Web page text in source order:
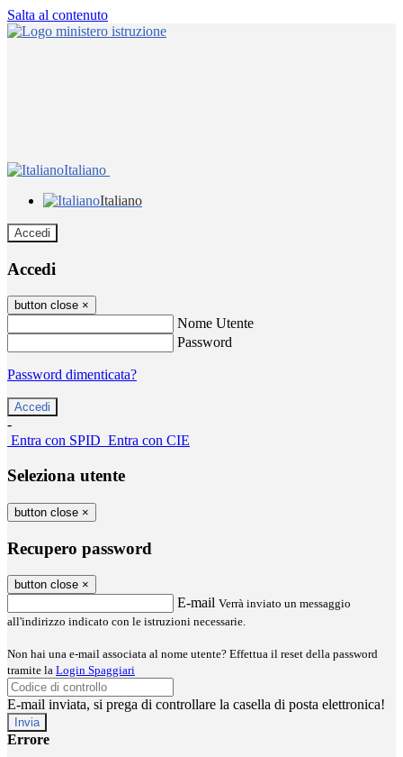
Salta al contenuto
Italiano
Italiano
Accedi
Accedi
button close ×
Nome Utente
Password
Password dimenticata?
-
Entra con SPID Entra con CIE
Seleziona utente
button close ×
Recupero password
button close ×
E-mail Verrà inviato un messaggio
all'indirizzo indicato con le istruzioni necessarie.
Non hai una e-mail associata al nome utente? Effettua il reset della password
tramite la Login Spaggiari
E-mail inviata, si prega di controllare la casella di posta elettronica!
Errore